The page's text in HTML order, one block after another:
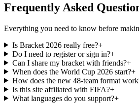
Frequently Asked
Everything you need to know before
Is Bracket 2026 really free?+
Do I need to register or sign in?+
Can I share my bracket with friends?+
When does the World Cup 2026 start?+
How does the new 48-team format
Is this site affiliated with FIFA?+
What languages do you support?+